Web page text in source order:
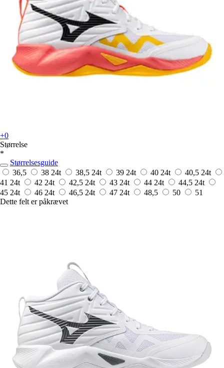
+0
Størrelse
*
Størrelsesguide
36,5
38 24t 38,5 24t 39 24t 40 24t 40,5 24t
41 24t 42 24t 42,5 24t 43 24t 44 24t 44,5 24t
45 24t 46 24t 46,5 24t 47 24t 48,5 50
51
Dette felt er påkrævet